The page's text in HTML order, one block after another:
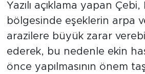
Yazılı açıklama yapan Çebi,
bölgesinde eşeklerin arpa
arazilere büyük zarar
ederek, bu nedenle ekin
önce yapılmasının önem